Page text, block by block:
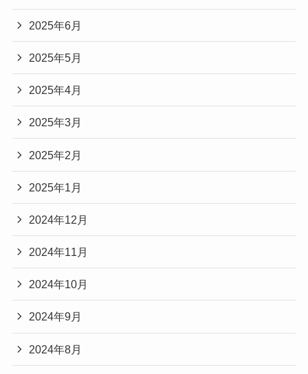
2025年6月
2025年5月
2025年4月
2025年3月
2025年2月
2025年1月
2024年12月
2024年11月
2024年10月
2024年9月
2024年8月